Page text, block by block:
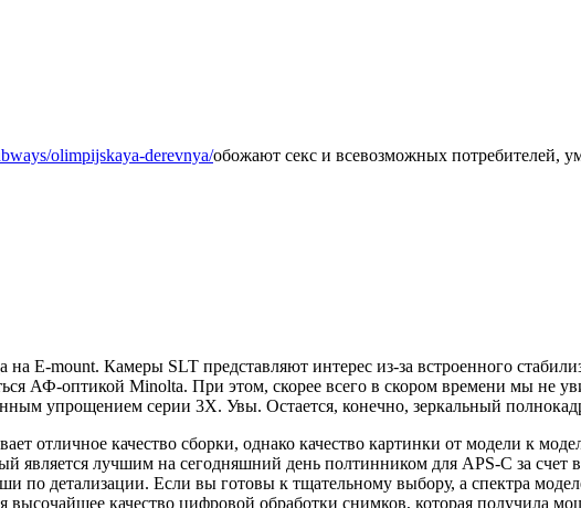
olimpijskaya-derevnya/обожают секс и всевозможных потребителей,
на E-mount. Камеры SLT представляют интерес из-за встроенного
АФ-оптикой Minolta. При этом, скорее всего в скором времени мы не
упрощением серии 3X. Увы. Остается, конечно, зеркальный
отличное качество сборки, однако качество картинки от модели к
лучшим на сегодняшний день полтинником для APS-C за счет
по детализации. Если вы готовы к тщательному выбору, а спектра
высочайшее качество цифровой обработки снимков, которая получила